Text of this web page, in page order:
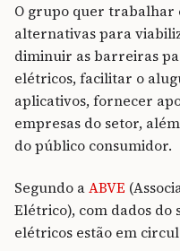
O grupo quer
alternativas para
diminuir as barreiras
elétricos, facilitar o
aplicativos, fornecer
empresas do setor,
do público consumidor.
Segundo aABVE
Elétrico), com dados do
elétricos estão em